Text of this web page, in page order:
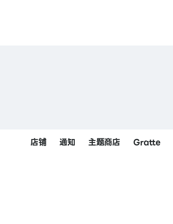
店铺 通知 主题商店 Gratte